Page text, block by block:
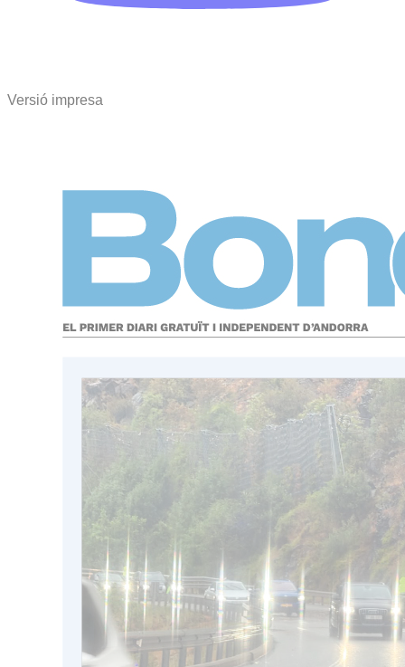
Versió impresa